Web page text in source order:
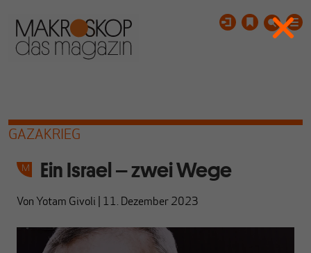
GAZAKRIEG
Ein Israel – zwei Wege
Von Yotam Givoli 11. Dezember 2023